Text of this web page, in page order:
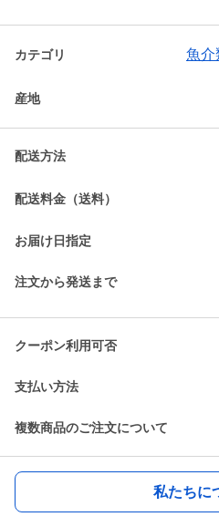
カテゴリ 魚介
産地
配送方法
配送料金（送料）
お届け日指定
注文から発送まで
クーポン利用可否
支払い方法
複数商品のご注文について
私たちに